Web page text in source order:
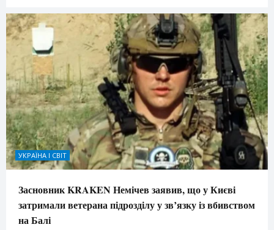
УКРАЇНА І СВІТ
Засновник KRAKEN Немічев заявив, що у Києві
затримали ветерана підрозділу у зв’язку із вбивством
на Балі